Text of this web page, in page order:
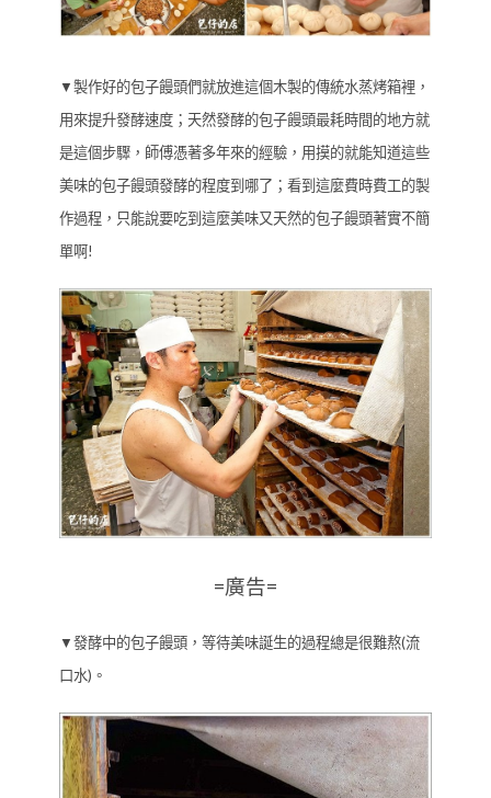
▼製作好的包子饅頭們就放進這個木製的傳統水蒸烤箱裡，
用來提升發酵速度；天然發酵的包子饅頭最耗時間的地方就
是這個步驟，師傅憑著多年來的經驗，用摸的就能知道這些
美味的包子饅頭發酵的程度到哪了；看到這麼費時費工的製
作過程，只能說要吃到這麼美味又天然的包子饅頭著實不簡
單啊!
=廣告=
▼發酵中的包子饅頭，等待美味誕生的過程總是很難熬(流
口水)。